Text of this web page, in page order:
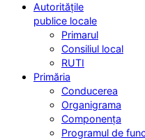
Autoritățile
publice locale
Primarul
Consiliul local
RUTI
Primăria
Conducerea
Organigrama
Componența
Programul de